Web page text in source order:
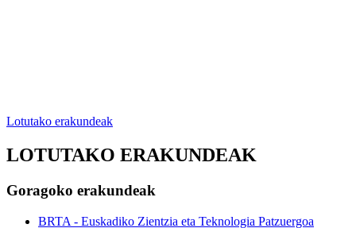
Lotutako erakundeak
LOTUTAKO ERAKUNDEAK
Goragoko erakundeak
BRTA - Euskadiko Zientzia eta Teknologia Patzuergoa